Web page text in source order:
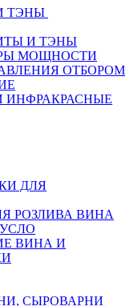
ТЭНЫ
И ТЭНЫ
МОЩНОСТИ
ОТБОРОМ
ДЛЯ
РОЗЛИВА ВИНА
ВИНА И
СЫРОВАРНИ